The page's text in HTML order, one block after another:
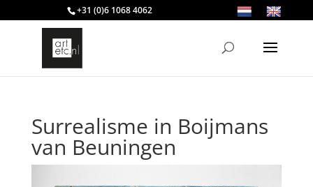
+31 (0)6 1068 4062
Surrealisme in Boijmans
van Beuningen